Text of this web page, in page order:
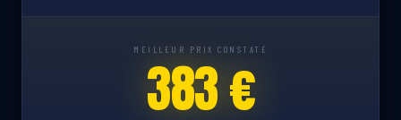
MEILLEUR PRIX CONSTATÉ
383 €